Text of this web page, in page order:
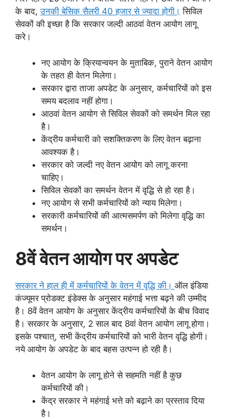
के बाद,उनकी बेसिक सैलरी 40 हजार से ज्यादा होगी। सिविल
सेवकों की इच्छा है कि सरकार जल्दी आठवां वेतन आयोग लागू
करे।
नए आयोग के क्रियान्वयन के मुताबिक, पुराने वेतन आयोग
के तहत ही वेतन मिलेगा।
सरकार द्वारा ताजा अपडेट के अनुसार, कर्मचारियों को इस
समय बदलाव नहीं होगा।
आठवां वेतन आयोग से सिविल सेवकों को समर्थन मिल रहा
है।
केंद्रीय कर्मचारी को सशक्तिकरण के लिए वेतन बढ़ाना
आवश्यक है।
सरकार को जल्दी नए वेतन आयोग को लागू करना
चाहिए।
सिविल सेवकों का समर्थन वेतन में वृद्धि से हो रहा है।
नए आयोग से सभी कर्मचारियों को न्याय मिलेगा।
सरकारी कर्मचारियों की आत्मसमर्पण को मिलेगा वृद्धि का
समर्थन।
8वें वेतन आयोग पर अपडेट
सरकार ने हाल ही में कर्मचारियों के वेतन में वृद्धि की। ऑल इंडिया
कंज्यूमर प्रोडक्ट इंडेक्स के अनुसार महंगाई भत्ता बढ़ने की उम्मीद
है। 8वें वेतन आयोग के अनुसार केंद्रीय कर्मचारियों के बीच विवाद
है। सरकार के अनुसार, 2 साल बाद 8वां वेतन आयोग लागू होगा।
इसके पश्चात्, सभी केंद्रीय कर्मचारियों को भारी वेतन वृद्धि होगी।
नये आयोग के अपडेट के बाद बहस उत्पन्न हो रही है।
वेतन आयोग के लागू होने से सहमति नहीं है कुछ
कर्मचारियों की।
केंद्र सरकार ने महंगाई भत्ते को बढ़ाने का प्रस्ताव दिया
है।